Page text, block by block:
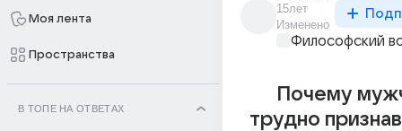
Моя лента
Пространства
В ТОПЕ НА ОТВЕТАХ
15лет
Изменено
Философский
Почему
трудно